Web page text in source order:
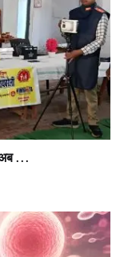
...